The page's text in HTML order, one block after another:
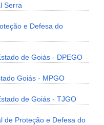
Serra
e Defesa do
de Goiás - DPEGO
Goiás - MPGO
de Goiás - TJGO
de Proteção e Defesa do